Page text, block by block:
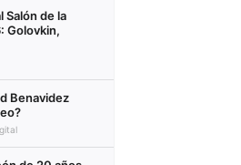
Salón de la
Golovkin,
Benavidez